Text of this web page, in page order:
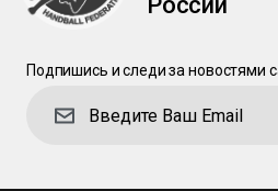
Подпишись и следи за новостями